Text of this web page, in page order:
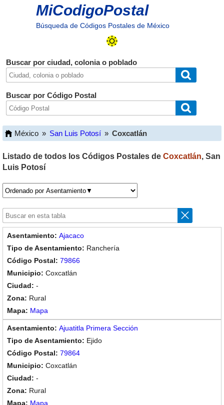
MiCodigoPostal
Búsqueda de Códigos Postales de México
Buscar por ciudad, colonia o poblado
Buscar por Código Postal
México » San Luis Potosí » Coxcatlán
Listado de todos los Códigos Postales de Coxcatlán, San
Luis Potosí
Ajacaco
Ranchería
79866
Coxcatlán
-
Rural
Mapa
Ajuatitla Primera Sección
Ejido
79864
Coxcatlán
-
Rural
Mapa